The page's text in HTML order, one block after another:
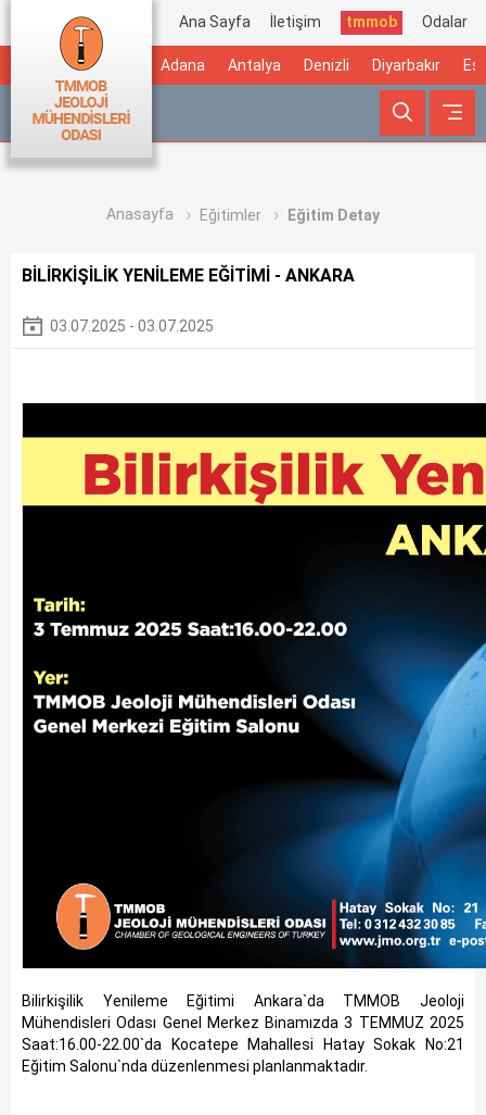
Ana Sayfa İletişim tmmob Odalar
Adana Antalya Denizli Diyarbakır
Anasayfa Eğitimler Eğitim Detay
BİLİRKİŞİLİK YENİLEME EĞİTİMİ - ANKARA
03.07.2025 - 03.07.2025
Bilirkişilik Yenileme Eğitimi Ankara`da TMMOB Jeoloji
Mühendisleri Odası Genel Merkez Binamızda 3 TEMMUZ 2025
Saat:16.00-22.00`da Kocatepe Mahallesi Hatay Sokak No:21
Eğitim Salonu`nda düzenlenmesi planlanmaktadır.